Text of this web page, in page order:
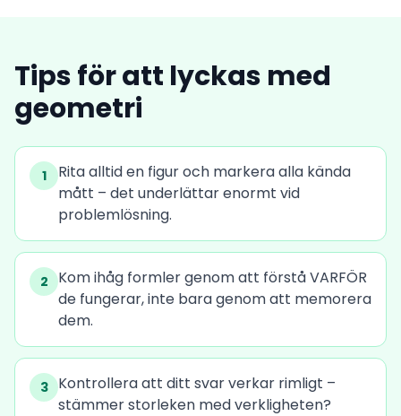
Tips för att lyckas med
geometri
1
Rita alltid en figur och markera alla kända
mått – det underlättar enormt vid
problemlösning.
2
Kom ihåg formler genom att förstå VARFÖR
de fungerar, inte bara genom att memorera
dem.
3
Kontrollera att ditt svar verkar rimligt –
stämmer storleken med verkligheten?